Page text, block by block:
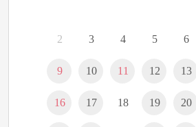
2 3 4 5 6
9 10 11 12 13
16 17 18 19 20